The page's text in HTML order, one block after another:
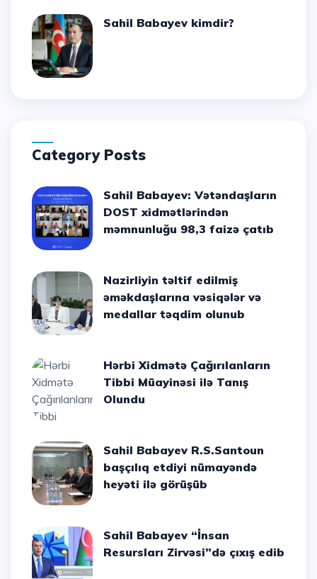
Sahil Babayev kimdir?
Category Posts
Sahil Babayev: Vətəndaşların
DOST xidmətlərindən
məmnunluğu 98,3 faizə çatıb
Nazirliyin təltif edilmiş
əməkdaşlarına vəsiqələr və
medallar təqdim olunub
Hərbi Xidmətə Çağırılanların
Tibbi Müayinəsi ilə Tanış
Olundu
Sahil Babayev R.S.Santoun
başçılıq etdiyi nümayəndə
heyəti ilə görüşüb
Sahil Babayev “İnsan
Resursları Zirvəsi”də çıxış edib